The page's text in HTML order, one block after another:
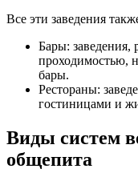
Все эти заведения
Бары: заведения,
проходимостью,
бары.
Рестораны:
гостиницами и
Виды систем
общепита